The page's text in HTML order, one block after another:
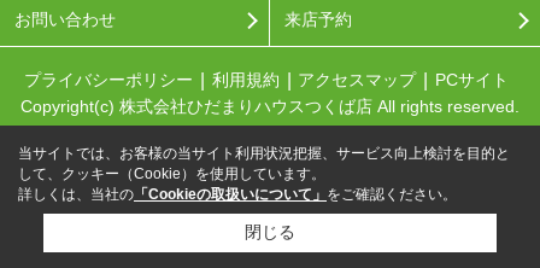
お問い合わせ 来店予約
プライバシーポリシー 利用規約 アクセスマップ
PCサイト
Copyright(c) 株式会社ひだまりハウスつくば店 All rights reserved.
当サイトでは、お客様の当サイト利用状況把握、サービス向上検討を目的と
して、クッキー（Cookie）を使用しています。
詳しくは、当社の 「Cookieの取扱いについて」 をご確認ください。
閉じる